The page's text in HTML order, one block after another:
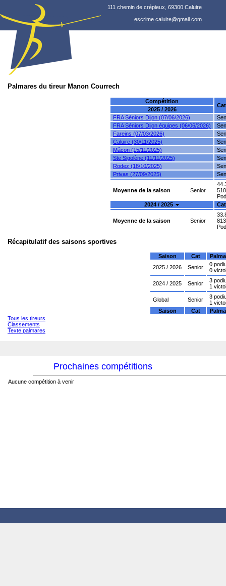
111 chemin de crépieux, 69300 Caluire
escrime.caluire@gmail.com
Palmares du tireur Manon Courrech
Compétition
2025 / 2026
FRA Séniors Dijon (07/06/2026)
FRA Séniors Dijon équipes (06/06/2026)
Fareins (07/03/2026)
Caluire (30/11/2025)
Mâcon (15/11/2025)
Ste Sigolène (11/11/2025)
Rodez (18/10/2025)
Privas (27/09/2025)
Moyenne de la saison Senior
2024 / 2025
Moyenne de la saison Senior
Récapitulatif des saisons sportives
Saison Cat
2025 / 2026
Senior
0
0
2024 / 2025 Senior
3
1
Global Senior
3
1
Saison
Cat
Tous les tireurs
Classements
Texte palmares
Prochaines compétitions
Aucune compétition à venir